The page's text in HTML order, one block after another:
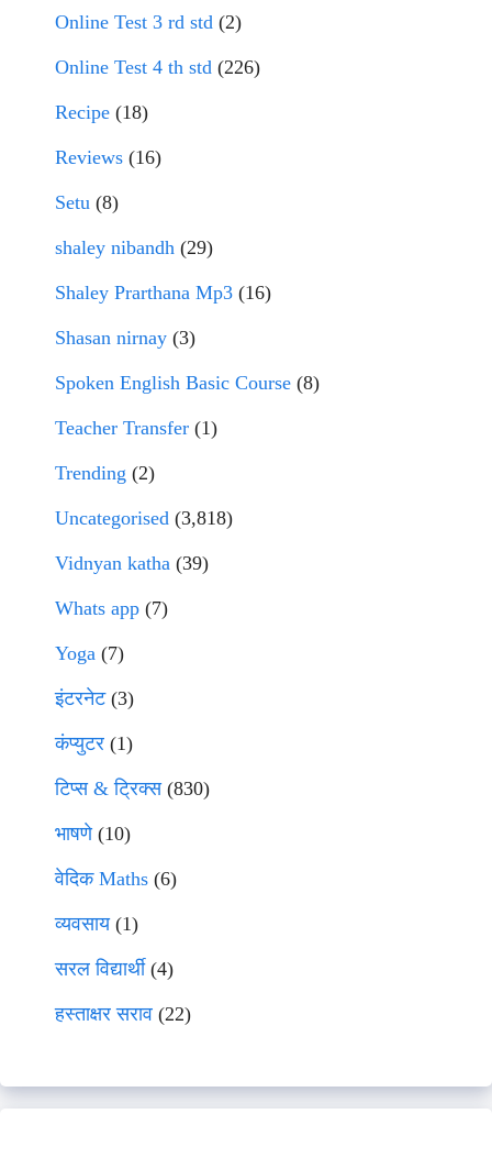
Online Test 3 rd std (2)
Online Test 4 th std (226)
Recipe (18)
Reviews (16)
Setu (8)
shaley nibandh (29)
Shaley Prarthana Mp3 (16)
Shasan nirnay (3)
Spoken English Basic Course (8)
Teacher Transfer (1)
Trending (2)
Uncategorised (3,818)
Vidnyan katha (39)
Whats app (7)
Yoga (7)
इंटरनेट(3)
कंप्युटर (1)
टिप्स & ट्रिक्स(830)
भाषणे(10)
वेदिक Maths (6)
व्यवसाय(1)
सरल विद्यार्थी(4)
हस्ताक्षर सराव (22)